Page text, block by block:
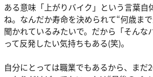
ある意味「上がりバイク」という言葉自
ね。なんだか寿命を決められて“何歳ま
聞かれているみたいで。だから「そんな
って反発したい気持ちもある(笑)。
自分にとっては職業でもあるから、まだ